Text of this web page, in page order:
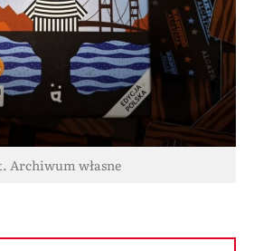
Archiwum własne